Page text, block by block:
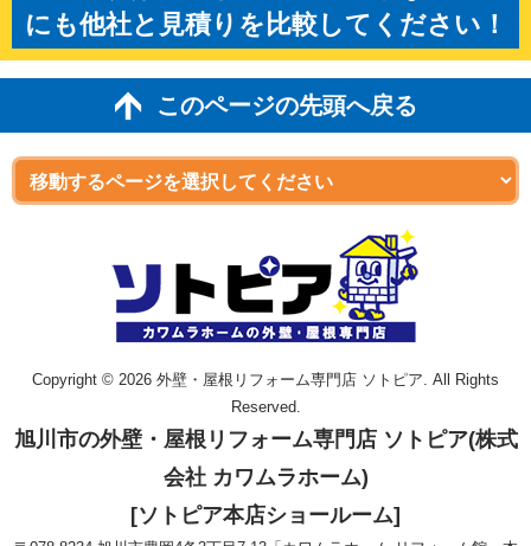
にも他社と見積りを比較してください！
このページの先頭へ戻る
Copyright © 2026 外壁・屋根リフォーム専門店 ソトピア. All Rights
Reserved.
旭川市の外壁・屋根リフォーム専門店 ソトピア(株式
会社 カワムラホーム)
[ソトピア本店ショールーム]